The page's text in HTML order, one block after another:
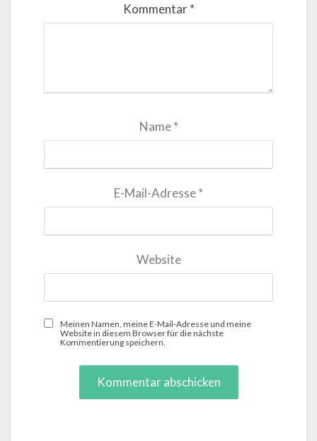
Kommentar*
Name*
E-Mail-Adresse*
Website
Meinen Namen, meine E-Mail-Adresse und meine
Website in diesem Browser für die nächste
Kommentierung speichern.